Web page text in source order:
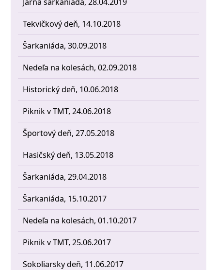
Tekvičkový deň, 14.10.2018
Šarkaniáda, 30.09.2018
Nedeľa na kolesách, 02.09.2018
Historický deň, 10.06.2018
Piknik v TMT, 24.06.2018
Športový deň, 27.05.2018
Hasičský deň, 13.05.2018
Šarkaniáda, 29.04.2018
Šarkaniáda, 15.10.2017
Nedeľa na kolesách, 01.10.2017
Piknik v TMT, 25.06.2017
Sokoliarsky deň, 11.06.2017